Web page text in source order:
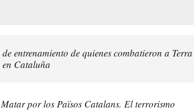
entrenamiento de quienes combatieron a Terra
Cataluña
Matar por los Països Catalans. El terrorismo